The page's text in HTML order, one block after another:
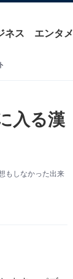
ネス エンタメ
入る漢
もしなかった出来